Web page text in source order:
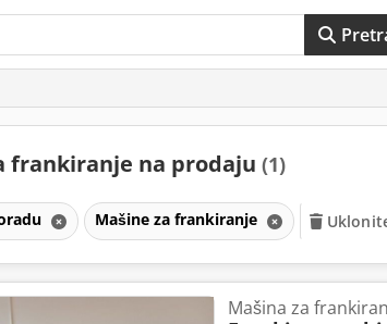
frankiranje na prodaju (1)
Mašine za frankiranje
Mašina za